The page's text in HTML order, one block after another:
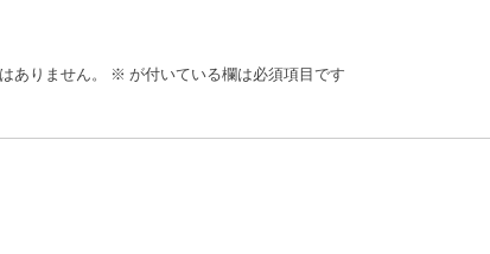
ありません。 ※ が付いている欄は必須項目です